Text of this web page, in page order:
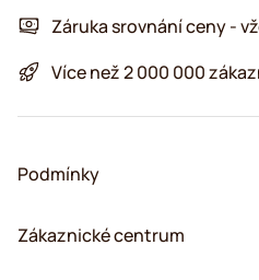
Záruka srovnání ceny -
Více než 2 000 000
Podmínky
Zákaznické centrum